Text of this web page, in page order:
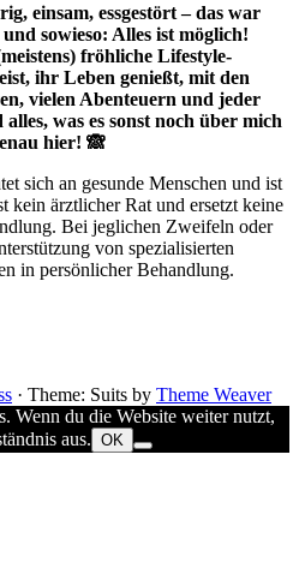
einsam, essgestört – das war
sowieso: Alles ist möglich!
fröhliche Lifestyle-
ihr Leben genießt, mit den
vielen Abenteuern und jeder
was es sonst noch über mich
hier! 🙈
sich an gesunde Menschen und ist
kein ärztlicher Rat und ersetzt keine
Bei jeglichen Zweifeln oder
von spezialisierten
in persönlicher Behandlung.
· Theme: Suits by Theme Weaver
Wenn du die Website weiter nutzt,
aus. OK